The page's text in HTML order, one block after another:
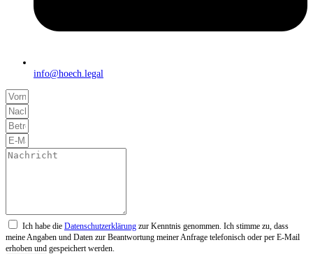
info@hoech.legal
Ich habe die Datenschutzerklärung zur Kenntnis genommen. Ich stimme zu, dass
meine Angaben und Daten zur Beantwortung meiner Anfrage telefonisch oder per E-Mail
erhoben und gespeichert werden.